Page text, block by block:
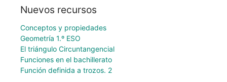
Nuevos recursos
Conceptos y propiedades
Geometría 1.º ESO
El triángulo Circuntangencial
Funciones en el bachillerato
Función definida a trozos. 2